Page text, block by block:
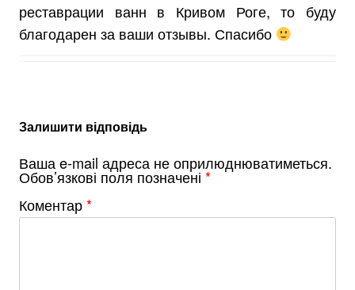
реставрации ванн в Кривом Роге, то буду
благодарен за ваши отзывы. Спасибо
Залишити відповідь
Ваша e-mail адреса не оприлюднюватиметься.
Обов’язкові поля позначені *
Коментар*